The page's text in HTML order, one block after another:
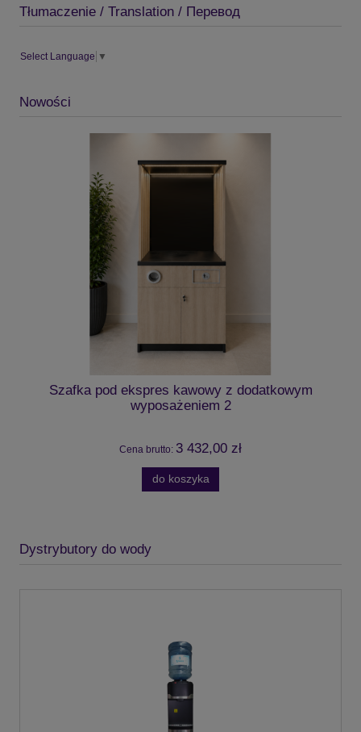
Tłumaczenie / Translation / Перевод
Select Language ▼
Nowości
Szafka pod ekspres kawowy z dodatkowym
wyposażeniem 2
Cena brutto: 3 432,00 zł
do koszyka
Dystrybutory do wody